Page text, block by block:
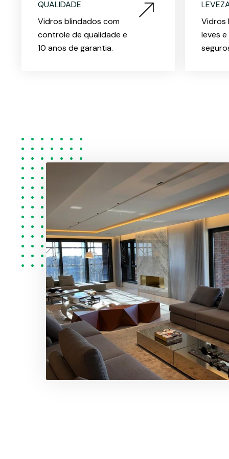
QUALIDADE
Vidros blindados com
controle de qualidade e
10 anos de garantia.
Vidros
leves